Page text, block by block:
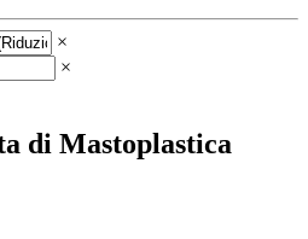
×
×
di Mastoplastica